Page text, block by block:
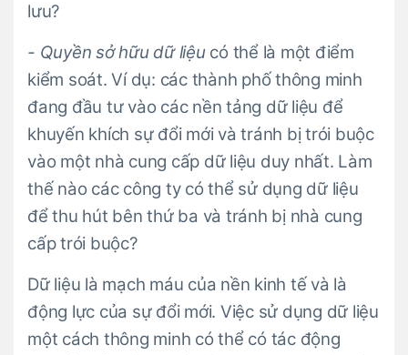
lưu?
- Quyền sở hữu dữ liệucó thể là một điểm
kiểm soát. Ví dụ: các thành phố thông minh
đang đầu tư vào các nền tảng dữ liệu để
khuyến khích sự đổi mới và tránh bị trói buộc
vào một nhà cung cấp dữ liệu duy nhất. Làm
thế nào các công ty có thể sử dụng dữ liệu
để thu hút bên thứ ba và tránh bị nhà cung
cấp trói buộc?
Dữ liệu là mạch máu của nền kinh tế và là
động lực của sự đổi mới. Việc sử dụng dữ liệu
một cách thông minh có thể có tác động